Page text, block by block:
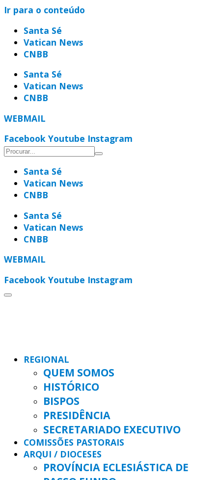
Ir para o conteúdo
Santa Sé
Vatican News
CNBB
Santa Sé
Vatican News
CNBB
WEBMAIL
Facebook Youtube Instagram
Santa Sé
Vatican News
CNBB
Santa Sé
Vatican News
CNBB
WEBMAIL
Facebook Youtube Instagram
REGIONAL
QUEM SOMOS
HISTÓRICO
BISPOS
PRESIDÊNCIA
SECRETARIADO EXECUTIVO
COMISSÕES PASTORAIS
ARQUI / DIOCESES
PROVÍNCIA ECLESIÁSTICA DE